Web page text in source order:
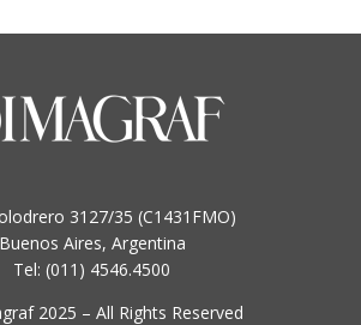
3127/35 (C1431FMO)
Buenos Aires, Argentina
Tel: (011) 4546.4500
2025 – All Rights Reserved